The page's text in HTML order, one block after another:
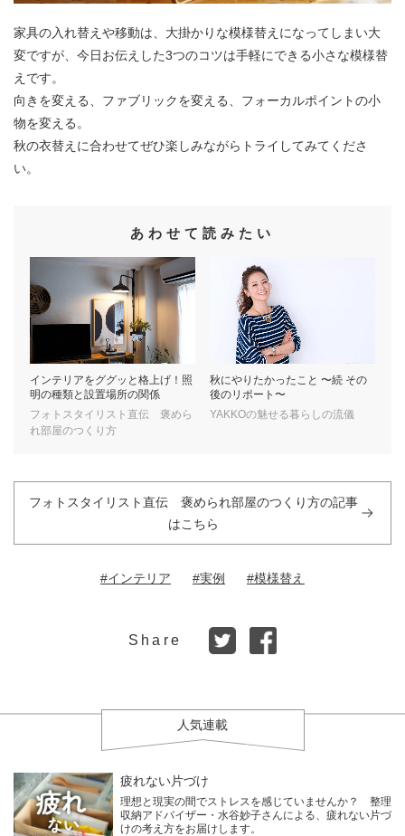
家具の入れ替えや移動は、大掛かりな模様替えになってしまい大
変ですが、今日お伝えした3つのコツは手軽にできる小さな模様替
えです。
向きを変える、ファブリックを変える、フォーカルポイントの小
物を変える。
秋の衣替えに合わせてぜひ楽しみながらトライしてみてくださ
い。
あわせて読みたい
インテリアをググッと格上げ！照
明の種類と設置場所の関係
フォトスタイリスト直伝 褒めら
れ部屋のつくり方
秋にやりたかったこと 〜続 その
後のリポート〜
YAKKOの魅せる暮らしの流儀
フォトスタイリスト直伝 褒められ部屋のつくり方の記事
はこちら
#インテリア #実例 #模様替え
Share
人気連載
疲れない片づけ
理想と現実の間でストレスを感じていませんか？ 整理
収納アドバイザー・水谷妙子さんによる、疲れない片づ
けの考え方をお届けします。